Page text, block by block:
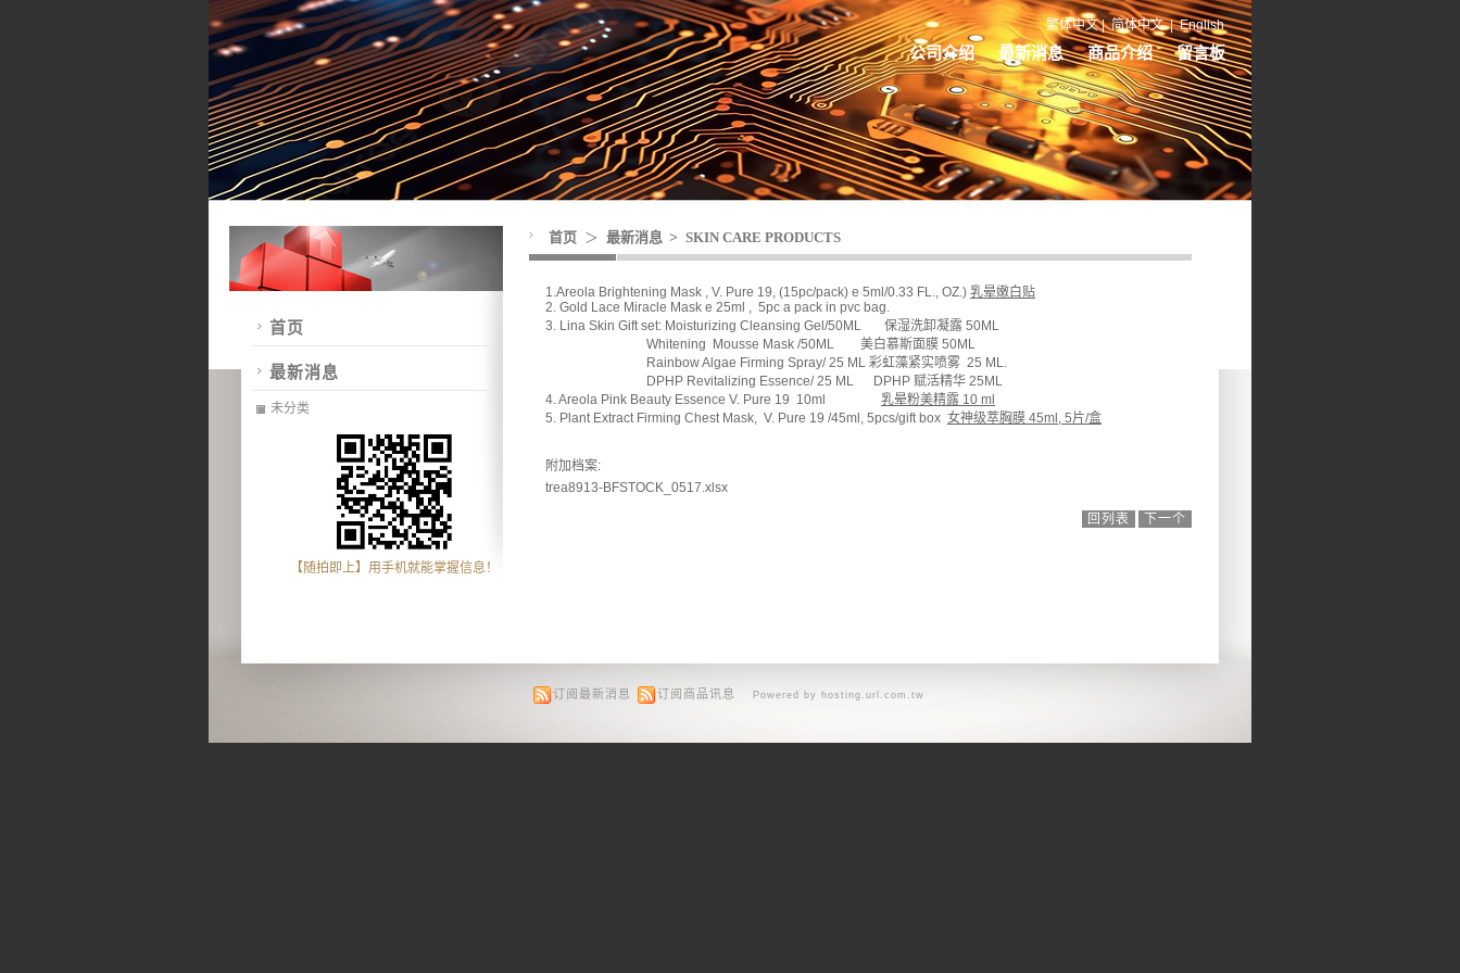
繁体中文|简体中文|English
公司介绍 最新消息 商品介绍 留言板
首页 ＞ 最新消息 > SKIN CARE PRODUCTS
1.Areola Brightening Mask , V. Pure 19, (15pc/pack) e 5ml/0.33 FL., OZ.) 乳晕嫩白贴
2. Gold Lace Miracle Mask e 25ml , 5pc a pack in pvc bag.
3. Lina Skin Gift set: Moisturizing Cleansing Gel/50ML 保湿洗卸凝露 50ML
Whitening Mousse Mask /50ML 美白慕斯面膜 50ML
Rainbow Algae Firming Spray/ 25 ML 彩虹藻紧实喷雾 25 ML.
DPHP Revitalizing Essence/ 25 ML DPHP 赋活精华 25ML
4. Areola Pink Beauty Essence V. Pure 19 10ml 乳晕粉美精露 10 ml
5. Plant Extract Firming Chest Mask, V. Pure 19 /45ml, 5pcs/gift box 女神级萃胸膜 45ml, 5片/盒
附加档案:
trea8913-BFSTOCK_0517.xlsx
回列表 下一个
首页
最新消息
未分类
【随拍即上】用手机就能掌握信息！
订阅最新消息 订阅商品讯息 Powered by hosting.url.com.tw